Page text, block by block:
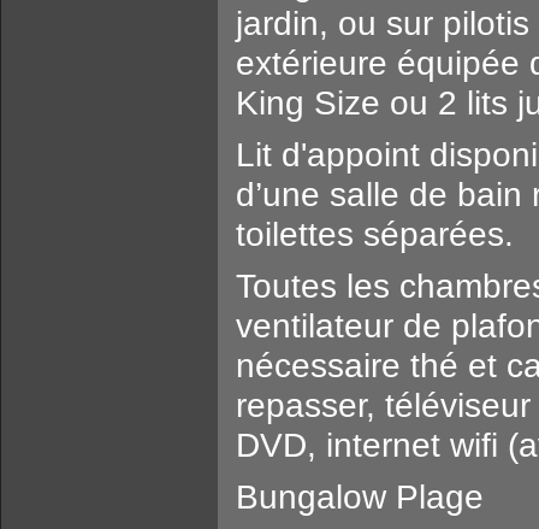
jardin, ou sur
extérieure équipée
King Size ou 2 lits
Lit d'appoint
d’une salle de
toilettes séparées.
Toutes les
ventilateur de
nécessaire thé et
repasser,
DVD, internet wifi
Bungalow Plage